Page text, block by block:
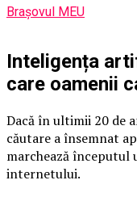
Brașovul MEU
Inteligența
care oamenii
Dacă în ultimii 20 de
căutare a însemnat
marchează începutul
internetului.